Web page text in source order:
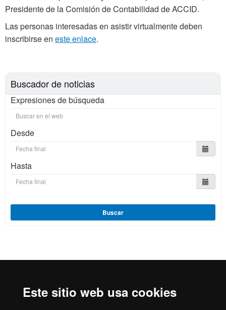
Este sitio web usa cookies
Presidente de la Comisión de Contabilidad de ACCID.
Las personas interesadas en asistir virtualmente deben
inscribirse en este enlace.
Buscador de noticias
Expresiones de búsqueda
Desde
Hasta
Buscar
HR